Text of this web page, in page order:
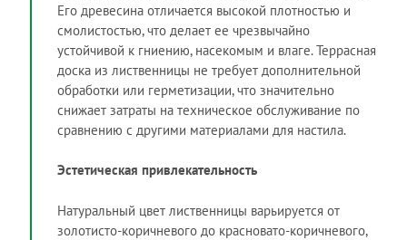
Его древесина отличается высокой плотностью и
смолистостью, что делает ее чрезвычайно
устойчивой к гниению, насекомым и влаге. Террасная
доска из лиственницы не требует дополнительной
обработки или герметизации, что значительно
снижает затраты на техническое обслуживание по
сравнению с другими материалами для настила.
Эстетическая привлекательность
Натуральный цвет лиственницы варьируется от
золотисто-коричневого до красновато-коричневого,